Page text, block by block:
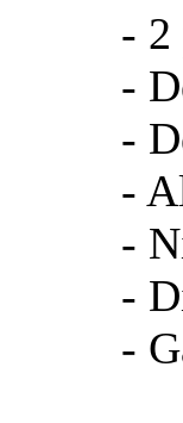
- 2
-
-
-
-
-
-